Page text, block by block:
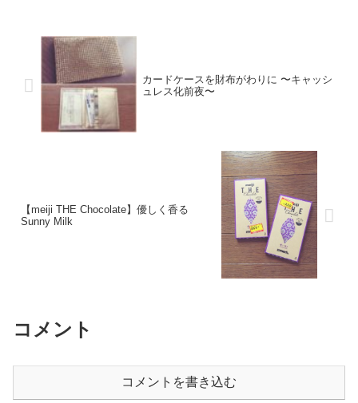
カードケースを財布がわりに 〜キャッシ
ュレス化前夜〜
【meiji THE Chocolate】優しく香る
Sunny Milk
コメント
コメントを書き込む